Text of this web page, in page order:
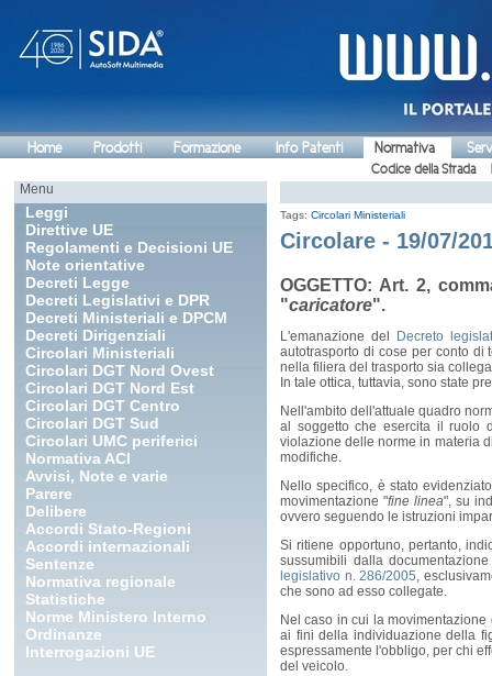
Home Prodotti Formazione Info Patenti Normativa
Codice della Strada
Menu
Leggi
Direttive UE
Regolamenti e Decisioni UE
Note orientative
Decreti Legge
Decreti Legislativi e DPR
Decreti Ministeriali e DPCM
Decreti Dirigenziali
Circolari Ministeriali
Circolari DGT Nord Ovest
Circolari DGT Nord Est
Circolari DGT Centro
Circolari DGT Sud
Circolari UMC periferici
Normativa ACI
Avvisi, Note e varie
Parere
Delibere
Accordi Stato-Regioni
Accordi internazionali
Sentenze
Normativa regionale
Statistiche
Norme Ministero Interno
Ordinanze
Interrogazioni UE
Tags: Circolari Ministeriali
Circolare - 19/07/
OGGETTO: Art. 2,
"caricatore".
L'emanazione del
Decreto
autotrasporto di cose per conto
nella filiera del trasporto sia
In tale ottica, tuttavia, sono state
Nell'ambito dell'attuale quadro
al soggetto che esercita il ruolo
violazione delle norme in materia
modifiche.
Nello specifico, è stato
movimentazione "fine linea", su
ovvero seguendo le istruzioni
Si ritiene opportuno, pertanto,
sussumibili dalla
legislativo n. 286/2005,
che sono ad esso collegate.
Nel caso in cui la
ai fini della individuazione della
espressamente l'obbligo, per chi
del veicolo.